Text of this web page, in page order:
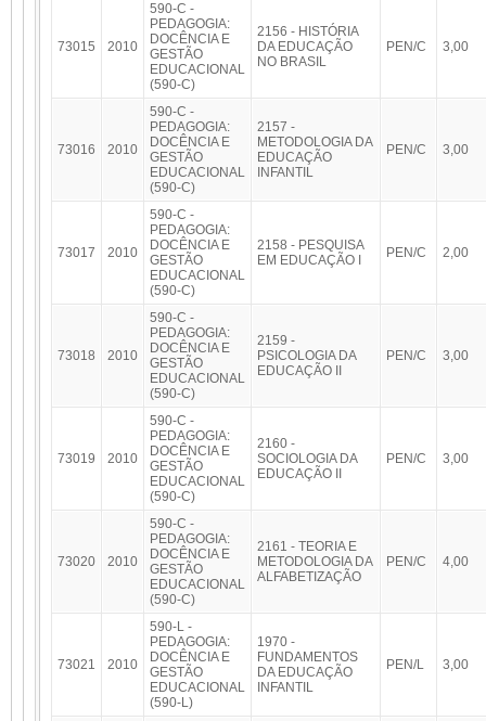
73015 2010
590-C -
PEDAGOGIA:
DOCÊNCIA E
GESTÃO
EDUCACIONAL
(590-C)
2156 - HISTÓRIA
DA EDUCAÇÃO
NO BRASIL
PEN/C 3,00
73016 2010
590-C -
PEDAGOGIA:
DOCÊNCIA E
GESTÃO
EDUCACIONAL
(590-C)
2157 -
METODOLOGIA DA
EDUCAÇÃO
INFANTIL
PEN/C 3,00
73017 2010
590-C -
PEDAGOGIA:
DOCÊNCIA E
GESTÃO
EDUCACIONAL
(590-C)
2158 - PESQUISA
EM EDUCAÇÃO I
PEN/C 2,00
73018 2010
590-C -
PEDAGOGIA:
DOCÊNCIA E
GESTÃO
EDUCACIONAL
(590-C)
2159 -
PSICOLOGIA DA
EDUCAÇÃO II
PEN/C 3,00
73019 2010
590-C -
PEDAGOGIA:
DOCÊNCIA E
GESTÃO
EDUCACIONAL
(590-C)
2160 -
SOCIOLOGIA DA
EDUCAÇÃO II
PEN/C 3,00
73020 2010
590-C -
PEDAGOGIA:
DOCÊNCIA E
GESTÃO
EDUCACIONAL
(590-C)
2161 - TEORIA E
METODOLOGIA DA
ALFABETIZAÇÃO
PEN/C 4,00
73021 2010
590-L -
PEDAGOGIA:
DOCÊNCIA E
GESTÃO
EDUCACIONAL
(590-L)
1970 -
FUNDAMENTOS
DA EDUCAÇÃO
INFANTIL
PEN/L 3,00